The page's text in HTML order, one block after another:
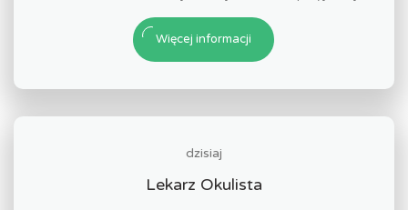
Więcej informacji
dzisiaj
Lekarz Okulista